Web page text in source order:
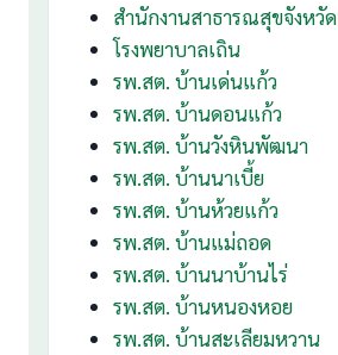
สำนักงานสาธารณสุขจังหวั
โรงพยาบาลเถิน
รพ.สต. บ้านเด่นแก้ว
รพ.สต. บ้านดอนแก้ว
รพ.สต. บ้านวังหินพัฒนา
รพ.สต. บ้านนาเบี้ย
รพ.สต. บ้านห้วยแก้ว
รพ.สต. บ้านแม่ถอด
รพ.สต. บ้านนาบ้านไร่
รพ.สต. บ้านหนองหอย
รพ.สต. บ้านสะเลียมหวาน